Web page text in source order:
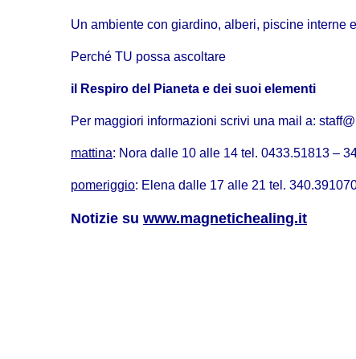
Un ambiente con giardino, alberi, piscine interne
Perché TU possa ascoltare
il Respiro del Pianeta e dei suoi elementi
Per maggiori informazioni scrivi una mail a:
mattina: Nora dalle 10 alle 14 tel. 0433.51813 –
pomeriggio: Elena dalle 17 alle 21 tel.
Notizie su www.magnetichealing.it